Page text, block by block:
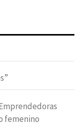
femenino